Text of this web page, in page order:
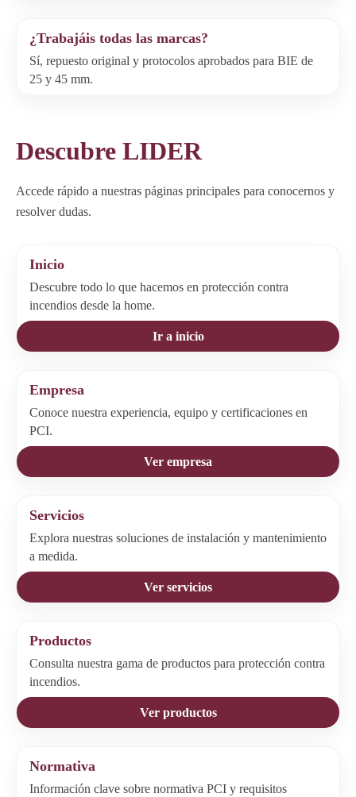
¿Trabajáis todas las marcas?
Sí, repuesto original y protocolos aprobados para BIE de
25 y 45 mm.
Descubre LIDER
Accede rápido a nuestras páginas principales para conocernos y
resolver dudas.
Inicio
Descubre todo lo que hacemos en protección contra
incendios desde la home.
Ir a inicio
Empresa
Conoce nuestra experiencia, equipo y certificaciones en
PCI.
Ver empresa
Servicios
Explora nuestras soluciones de instalación y mantenimiento
a medida.
Ver servicios
Productos
Consulta nuestra gama de productos para protección contra
incendios.
Ver productos
Normativa
Información clave sobre normativa PCI y requisitos